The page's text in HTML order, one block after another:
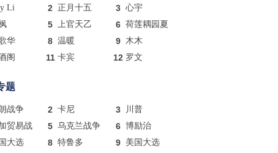
Li 2 正月十五 3 心宇
5 上官天乙 6 荷莲耦园夏
华 8 温暖 9 木木
阁 11 卡宾 12 罗文
题
战争 2 卡尼 3 川普
贸易战 5 乌克兰战争 6 博励治
大选 8 特鲁多 9 美国大选